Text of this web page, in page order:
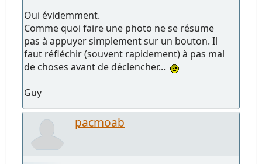
Oui évidemment.
Comme quoi faire une photo ne se résume
pas à appuyer simplement sur un bouton. Il
faut réfléchir (souvent rapidement) à pas mal
de choses avant de déclencher...
Guy
pacmoab